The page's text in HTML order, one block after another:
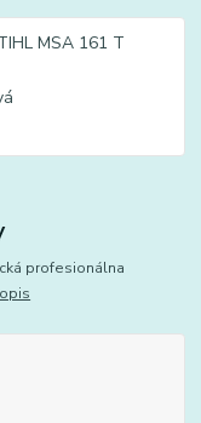
profesionálna